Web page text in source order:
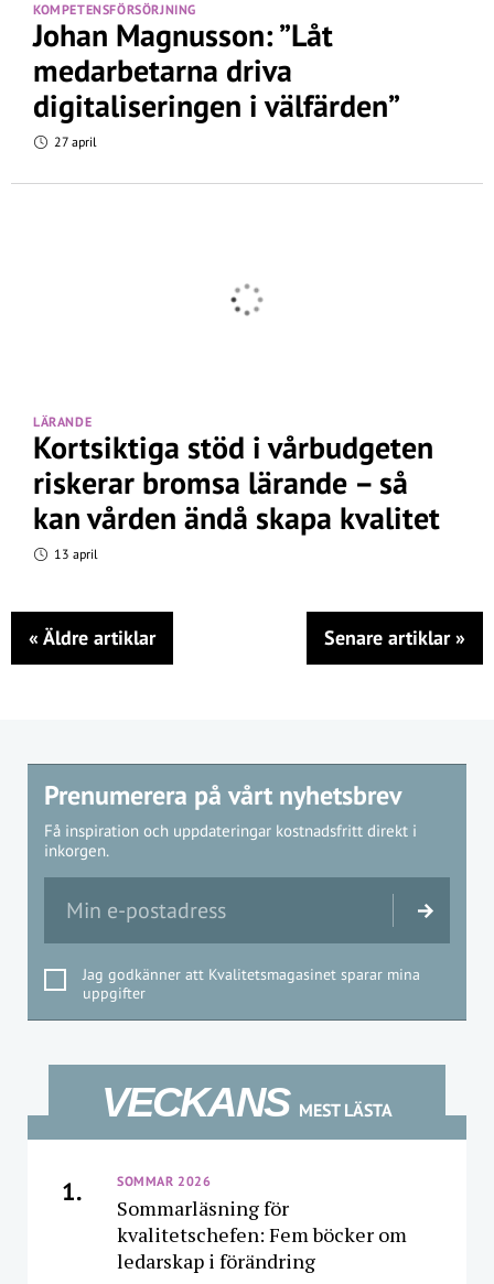
KOMPETENSFÖRSÖRJNING
Johan Magnusson: ”Låt
medarbetarna driva
digitaliseringen i välfärden”
27 april
LÄRANDE
Kortsiktiga stöd i vårbudgeten
riskerar bromsa lärande – så
kan vården ändå skapa kvalitet
13 april
« Äldre artiklar Senare artiklar»
Prenumerera på vårt nyhetsbrev
Få inspiration och uppdateringar kostnadsfritt direkt i
inkorgen.
Jag godkänner att Kvalitetsmagasinet sparar mina
uppgifter
VECKANS MEST LÄSTA
1. SOMMAR 2026
Sommarläsning för
kvalitetschefen: Fem böcker om
ledarskap i förändring